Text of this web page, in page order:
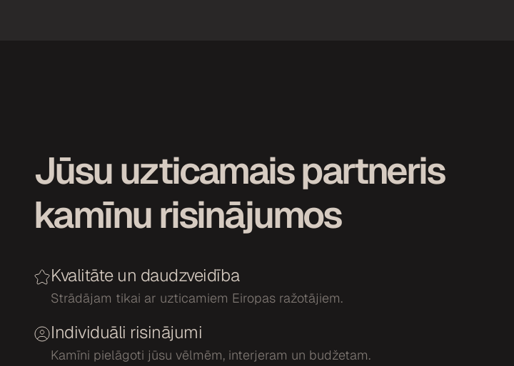
Jūsu uzticamais partneris
kamīnu risinājumos
Kvalitāte un daudzveidība
Strādājam tikai ar uzticamiem Eiropas ražotājiem.
Individuāli risinājumi
Kamīni pielāgoti jūsu vēlmēm, interjeram un budžetam.